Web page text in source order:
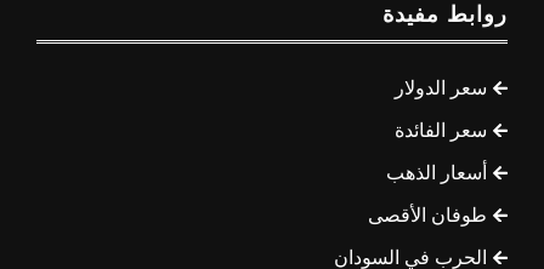
روابط مفيدة
سعر الدولار
سعر الفائدة
أسعار الذهب
طوفان الأقصى
الحرب في السودان